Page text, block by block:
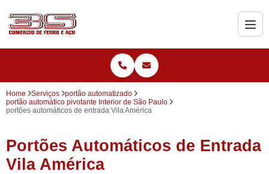
Home Serviços
portão automatizado
portão automático pivotante Interior de São Paulo
portões automáticos de entrada Vila América
Portões Automáticos de Entrada
Vila América